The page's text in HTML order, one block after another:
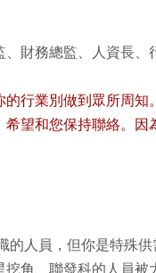
財務總監、人資長、
的行業別做到眾所周知
望和您保持聯絡。因
人員，但你是特殊供
角、聯發科的人員被